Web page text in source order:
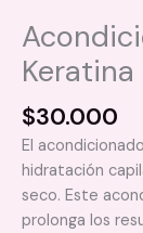
$30.000
El
hidratación
seco. Este
prolonga los